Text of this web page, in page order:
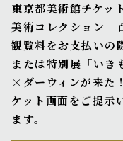
東京都美術館チケッ
美術コレクション
観覧料をお支払いの
または特別展「い
×ダーウィンが来た
ケット画面をご提示
ます。